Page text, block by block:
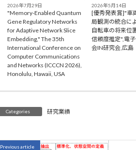
2026年7月29日
"Memory‑Enabled Quantum
Gene Regulatory Networks
for Adaptive Network Slice
Embedding," The 35th
International Conference on
Computer Communications
and Networks (ICCCN 2026),
Honolulu, Hawaii, USA
2026年5月14日
[優秀発表賞]"車
局観測の統合に
自転車の将来位
信頼度推定",電
会IN研究会,広島
Categories 研究業績
Previous article